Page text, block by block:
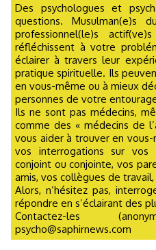
Des psychologues et
questions. Musulman(e)s
professionnel(le)s
réfléchissent à votre
éclairer à travers leur
pratique spirituelle. Ils
en vous-même ou à mieux
personnes de votre
Ils ne sont pas médecins,
comme des « médecins de
vous aider à trouver en
vos interrogations sur vos
conjoint ou conjointe, vos
amis, vos collègues de travail,
Alors, n’hésitez pas,
répondre en s’éclairant des
Contactez-les
psycho@saphirnews.com